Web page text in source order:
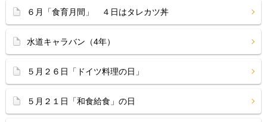
６月「食育月間」 ４日はタレカツ丼
水道キャラバン（4年）
５月２６日「ドイツ料理の日」
５月２１日「和食給食」の日